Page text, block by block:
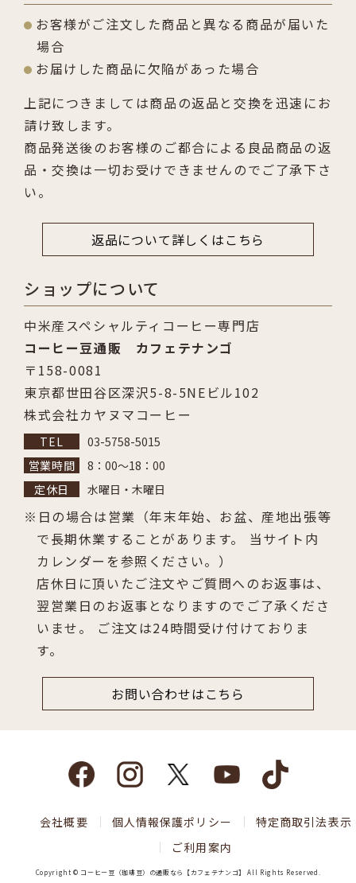
お客様がご注文した商品と異なる商品が届いた
場合
お届けした商品に欠陥があった場合
上記につきましては商品の返品と交換を迅速にお
請け致します。
商品発送後のお客様のご都合による良品商品の返
品・交換は一切お受けできませんのでご了承下さ
い。
返品について詳しくはこちら
ショップについて
中米産スペシャルティコーヒー専門店
コーヒー豆通販 カフェテナンゴ
〒158-0081
東京都世田谷区深沢5-8-5NEビル102
株式会社カヤヌマコーヒー
03-5758-5015
8：00～18：00
水曜日・木曜日
日の場合は営業（年末年始、お盆、産地出張等
で長期休業することがあります。 当サイト内
カレンダーを参照ください。）
店休日に頂いたご注文やご質問へのお返事は、
翌営業日のお返事となりますのでご了承くださ
いませ。 ご注文は24時間受け付けておりま
す。
お問い合わせはこちら
会社概要 個人情報保護ポリシー
特定商取引法表示
ご利用案内
Copyright © コーヒー豆（珈琲豆）の通販なら【カフェテナンゴ】 All Rights Reserved.